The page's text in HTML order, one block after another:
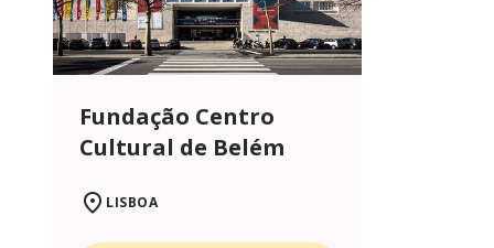
Fundação Centro
Cultural de Belém
LISBOA